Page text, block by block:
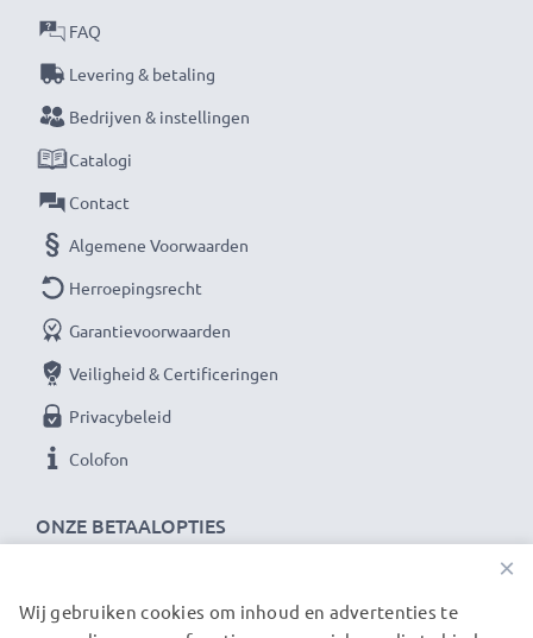
Mis nooit meer een moment met deze slimme,
compacte LCD-batterijlader van CELLONIC. Bestel
nu met snelle levering en 3 jaar garantie!
ONZE BETAALOPTIES
FAQ
Levering & betaling
Bedrijven & instellingen
Catalogi
Contact
Algemene Voorwaarden
Herroepingsrecht
Garantievoorwaarden
Veiligheid & Certificeringen
Privacybeleid
Colofon
ONZE VERZENDPARTNERS
×
Wij gebruiken cookies om inhoud en advertenties te